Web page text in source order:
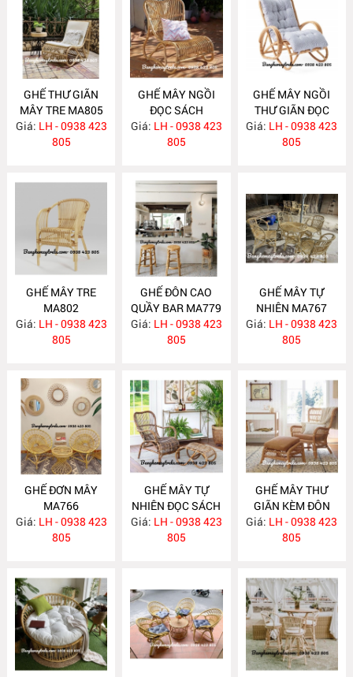
GHẾ THƯ GIÃN
MÂY TRE MA805
Giá: LH - 0938 423
805
GHẾ MÂY NGỒI
ĐỌC SÁCH
PHÒNG NGỦ
MA804
Giá: LH - 0938 423
805
GHẾ MÂY NGỒI
THƯ GIÃN ĐỌC
SÁCH MA803
Giá: LH - 0938 423
805
GHẾ MÂY TRE
MA802
Giá: LH - 0938 423
805
GHẾ ĐÔN CAO
QUẦY BAR MA779
Giá: LH - 0938 423
805
GHẾ MÂY TỰ
NHIÊN MA767
Giá: LH - 0938 423
805
GHẾ ĐƠN MÂY
MA766
Giá: LH - 0938 423
805
GHẾ MÂY TỰ
NHIÊN ĐỌC SÁCH
KÈM ĐÔN GÁC
CHÂN MA759
Giá: LH - 0938 423
805
GHẾ MÂY THƯ
GIÃN KÈM ĐÔN
GÁC CHÂN MA758
Giá: LH - 0938 423
805